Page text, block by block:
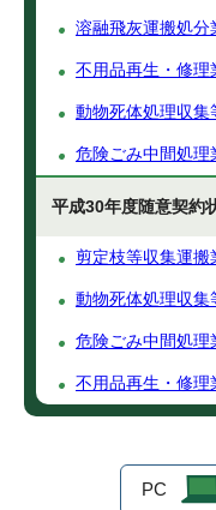
溶融飛灰運搬処分
不用品再生・修理
動物死体処理収集
危険ごみ中間処理
平成30年度随意契約
剪定枝等収集運搬
動物死体処理収集
危険ごみ中間処理
不用品再生・修理
PC